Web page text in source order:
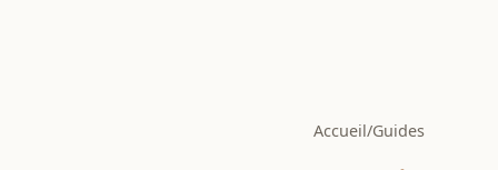
Accueil/Guides